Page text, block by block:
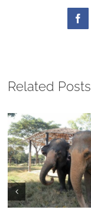
Related Posts